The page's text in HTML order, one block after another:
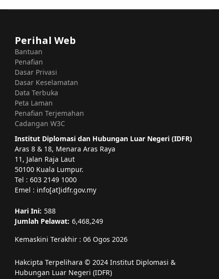
Perihal Web
Bantuan
Penafian
Dasar Privasi
Dasar Keselamatan
Data Terbuka
Peta Laman
Penafian Terjemahan
Cadangan W3C
Institut Diplomasi dan Hubungan Luar Negeri (IDFR)
Aras 8 & 18, Menara Aras Raya
11, Jalan Raja Laut
50100 Kuala Lumpur.
Tel : 603 2149 1000
Emel : info[at]idfr.gov.my
Hari Ini: 588
Jumlah Pelawat: 6,468,249
Kemaskini Terakhir : 06 Ogos 2026
Hakcipta Terpelihara © 2024 Institut Diplomasi &
Hubungan Luar Negeri (IDFR)